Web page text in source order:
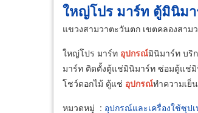
ใหญ่โปร มาร์ท ตู้มินิม
แขวงสามวาตะวันตก เขตคลองสาม
ใหญ่โปร มาร์ท อุปกรณ์มินิมาร์ท บริ
มาร์ท ติดตั้งตู้แช่มินิมาร์ท ซ่อมตู้แช่
โชว์ดอกไม้ ตู้แช่ อุปกรณ์ทำความเย็
หมวดหมู่ : อุปกรณ์และเครื่องใช้ซุปเ